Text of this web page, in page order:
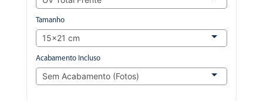
Tamanho
Acabamento Incluso